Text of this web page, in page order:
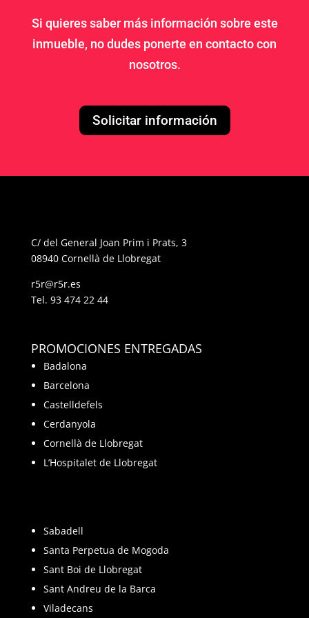
Si quieres saber más información sobre este
inmueble, no dudes ponerte en contacto con
nosotros.
Solicitar información
C/ del General Joan Prim i Prats, 3
08940 Cornellà de Llobregat
r5r@r5r.es
Tel. 93 474 22 44
PROMOCIONES ENTREGADAS
Badalona
Barcelona
Castelldefels
Cerdanyola
Cornellà de Llobregat
L’Hospitalet de Llobregat
Sabadell
Santa Perpetua de Mogoda
Sant Boi de Llobregat
Sant Andreu de la Barca
Viladecans